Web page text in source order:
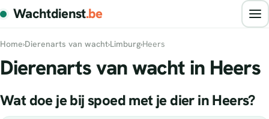
Wachtdienst.be
Home›Dierenarts van wacht›Limburg›Heers
Dierenarts van wacht in Heers
Wat doe je bij spoed met je dier in Heers?